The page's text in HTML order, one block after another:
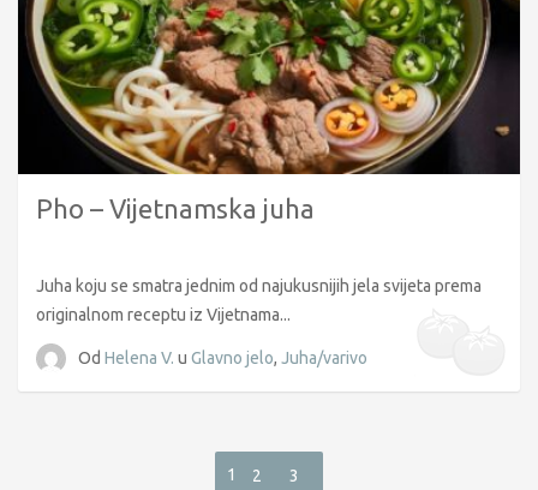
Pho – Vijetnamska juha
Juha koju se smatra jednim od najukusnijih jela svijeta prema
originalnom receptu iz Vijetnama...
Od Helena V. u Glavno jelo, Juha/varivo
1 2 3